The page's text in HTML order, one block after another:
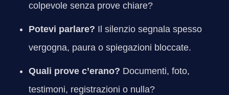
colpevole senza prove chiare?
Potevi parlare? Il silenzio segnala spesso
vergogna, paura o spiegazioni bloccate.
Quali prove c’erano? Documenti, foto,
testimoni, registrazioni o nulla?